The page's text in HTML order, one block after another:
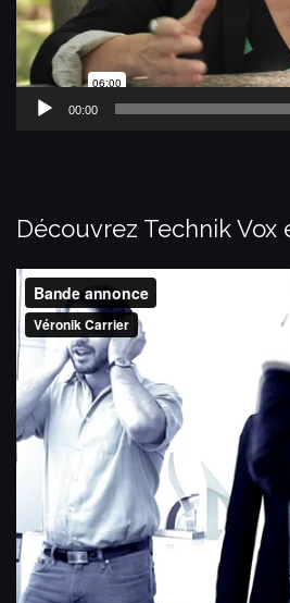
00:00
Découvrez Technik Vox
Lecteur
vidéo